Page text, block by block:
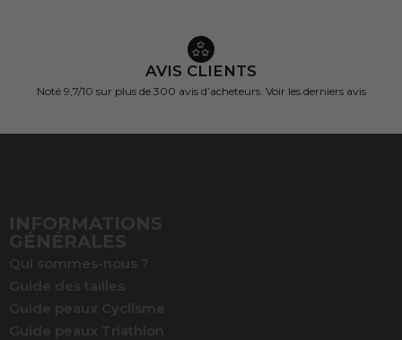
AVIS CLIENTS
Noté 9,7/10 sur plus de 300 avis d’acheteurs. Voir les derniers avis
INFORMATIONS
GÉNÉRALES
Qui sommes-nous ?
Guide des tailles
Guide peaux Cyclisme
Guide peaux Triathlon